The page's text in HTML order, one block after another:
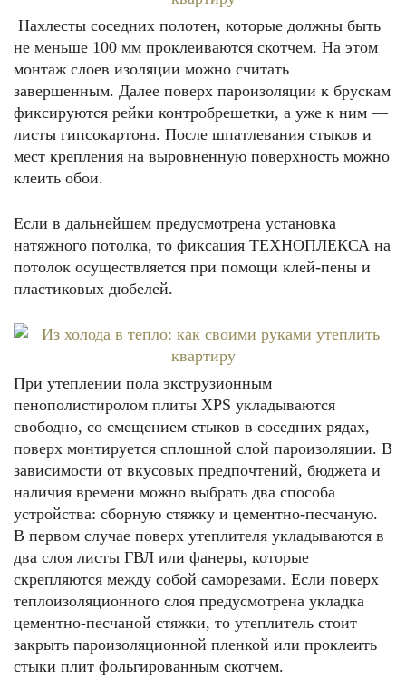
Нахлесты соседних полотен, которые должны быть
не меньше 100 мм проклеиваются скотчем. На этом
монтаж слоев изоляции можно считать
завершенным. Далее поверх пароизоляции к брускам
фиксируются рейки контробрешетки, а уже к ним —
листы гипсокартона. После шпатлевания стыков и
мест крепления на выровненную поверхность можно
клеить обои.
Если в дальнейшем предусмотрена установка
натяжного потолка, то фиксация ТЕХНОПЛЕКСА на
потолок осуществляется при помощи клей-пены и
пластиковых дюбелей.
При утеплении пола экструзионным
пенополистиролом плиты XPS укладываются
свободно, со смещением стыков в соседних рядах,
поверх монтируется сплошной слой пароизоляции. В
зависимости от вкусовых предпочтений, бюджета и
наличия времени можно выбрать два способа
устройства: сборную стяжку и цементно-песчаную.
В первом случае поверх утеплителя укладываются в
два слоя листы ГВЛ или фанеры, которые
скрепляются между собой саморезами. Если поверх
теплоизоляционного слоя предусмотрена укладка
цементно-песчаной стяжки, то утеплитель стоит
закрыть пароизоляционной пленкой или проклеить
стыки плит фольгированным скотчем.